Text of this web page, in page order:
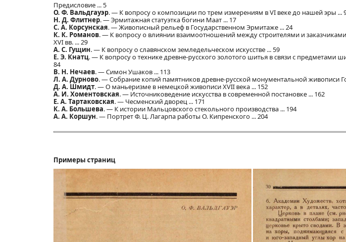
Предисловие ... 5
О. Ф. Вальдгауэр. — К вопросу о композиции по трем измерениям в VI веке до нашей эры ...
Н. Д. Флитнер. — Эрмитажная статуэтка богини Маат ... 17
С. А. Корсунская. — Живописный рельеф в Государственном Эрмитаже ... 24
К. К. Романов. — К вопросу о влиянии взаимоотношений между строителями и
XVI вв. ... 29
A. С. Гущин. — К вопросу о славянском земледельческом искусстве ... 59
Е. Э. Кнатц. — К вопросу о технике древне-русского золотого шитья в связи с предметами
84
B. Н. Нечаев. — Симон Ушаков ... 113
Л. А. Дурново. — Собрание копий памятников древне-русской монументальной живописи
Д. А. Шмидт. — О маньеризме в немецкой живописи XVII века ... 152
А. И. Хоментовская. — Источниковедение искусства в современной постановке ... 162
Е. А. Тартаковская. — Чесменский дворец ... 171
К. А. Большева. — К истории Мальцовского стекольного производства ... 194
А. А. Коршун. — Портрет Ф. Ц. Лагарпа работы О. Кипренского ... 204
Примеры страниц